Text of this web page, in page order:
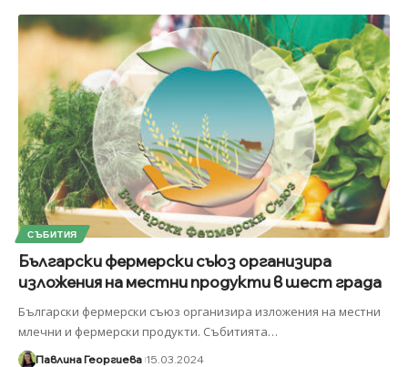
СЪБИТИЯ
Български фермерски съюз организира
изложения на местни продукти в шест града
Български фермерски съюз организира изложения на местни
млечни и фермерски продукти. Събитията…
Павлина Георгиева 15.03.2024